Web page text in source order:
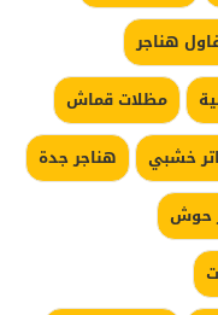
هناجر
مظلات قماش
خشبي
هناجر جدة
حوش